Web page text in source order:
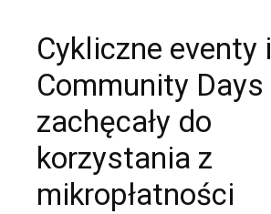
Cykliczne eventy i
Community Days
zachęcały do
korzystania z
mikropłatności